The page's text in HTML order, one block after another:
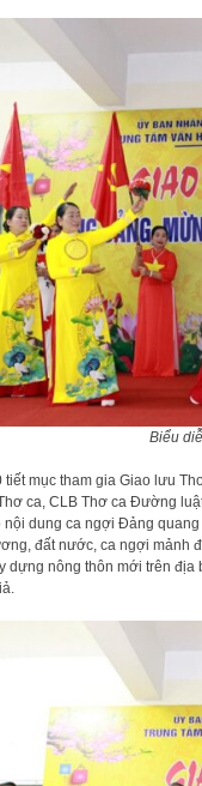
Biểu
tiết mục tham gia Giao lưu
ca, CLB Thơ ca Đường
nội dung ca ngợi Đảng
đất nước, ca ngợi mảnh
dựng nông thôn mới trên